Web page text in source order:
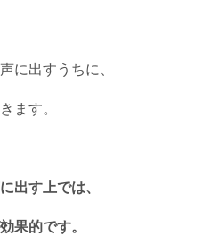
に出すうちに、
ます。
出す上では、
果的です。